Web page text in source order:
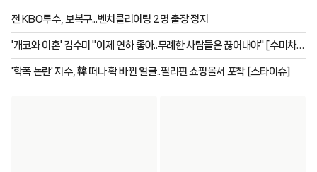
전 KBO투수, 보복구...벤치클리어링 2명 출장 정지
'개코와 이혼' 김수미 "이제 연하 좋아..무례한 사람들은 끊어내야" [수미차올
라]
'학폭 논란' 지수, 韓 떠나 확 바뀐 얼굴..필리핀 쇼핑몰서 포착 [스타이슈]